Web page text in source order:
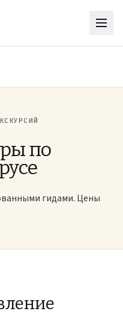
по
гидами. Цены